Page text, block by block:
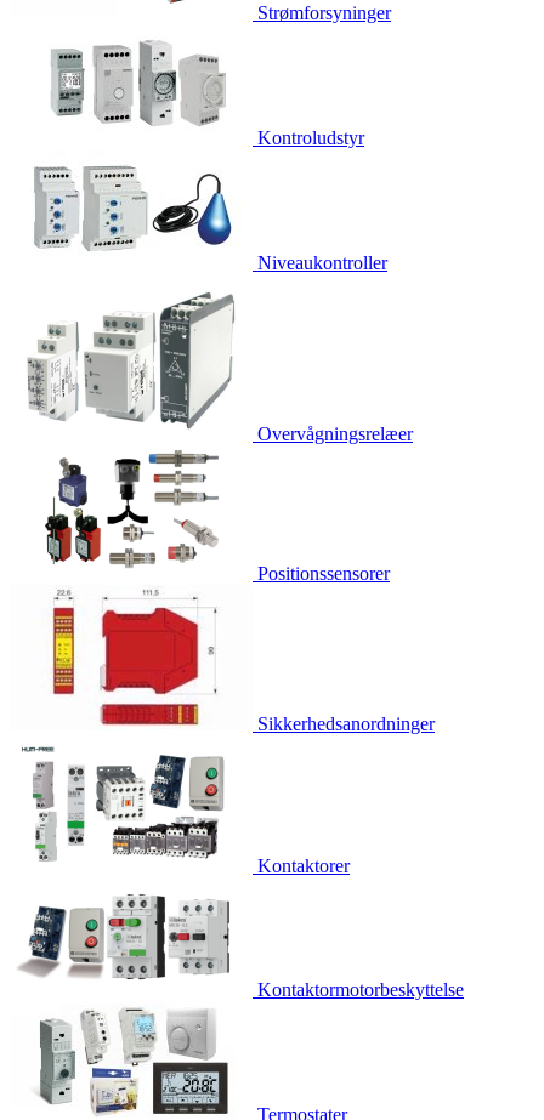
Strømforsyninger
Kontroludstyr
Niveaukontroller
Overvågningsrelæer
Positionssensorer
Sikkerhedsanordninger
Kontaktorer
Kontaktormotorbeskyttelse
Termostater